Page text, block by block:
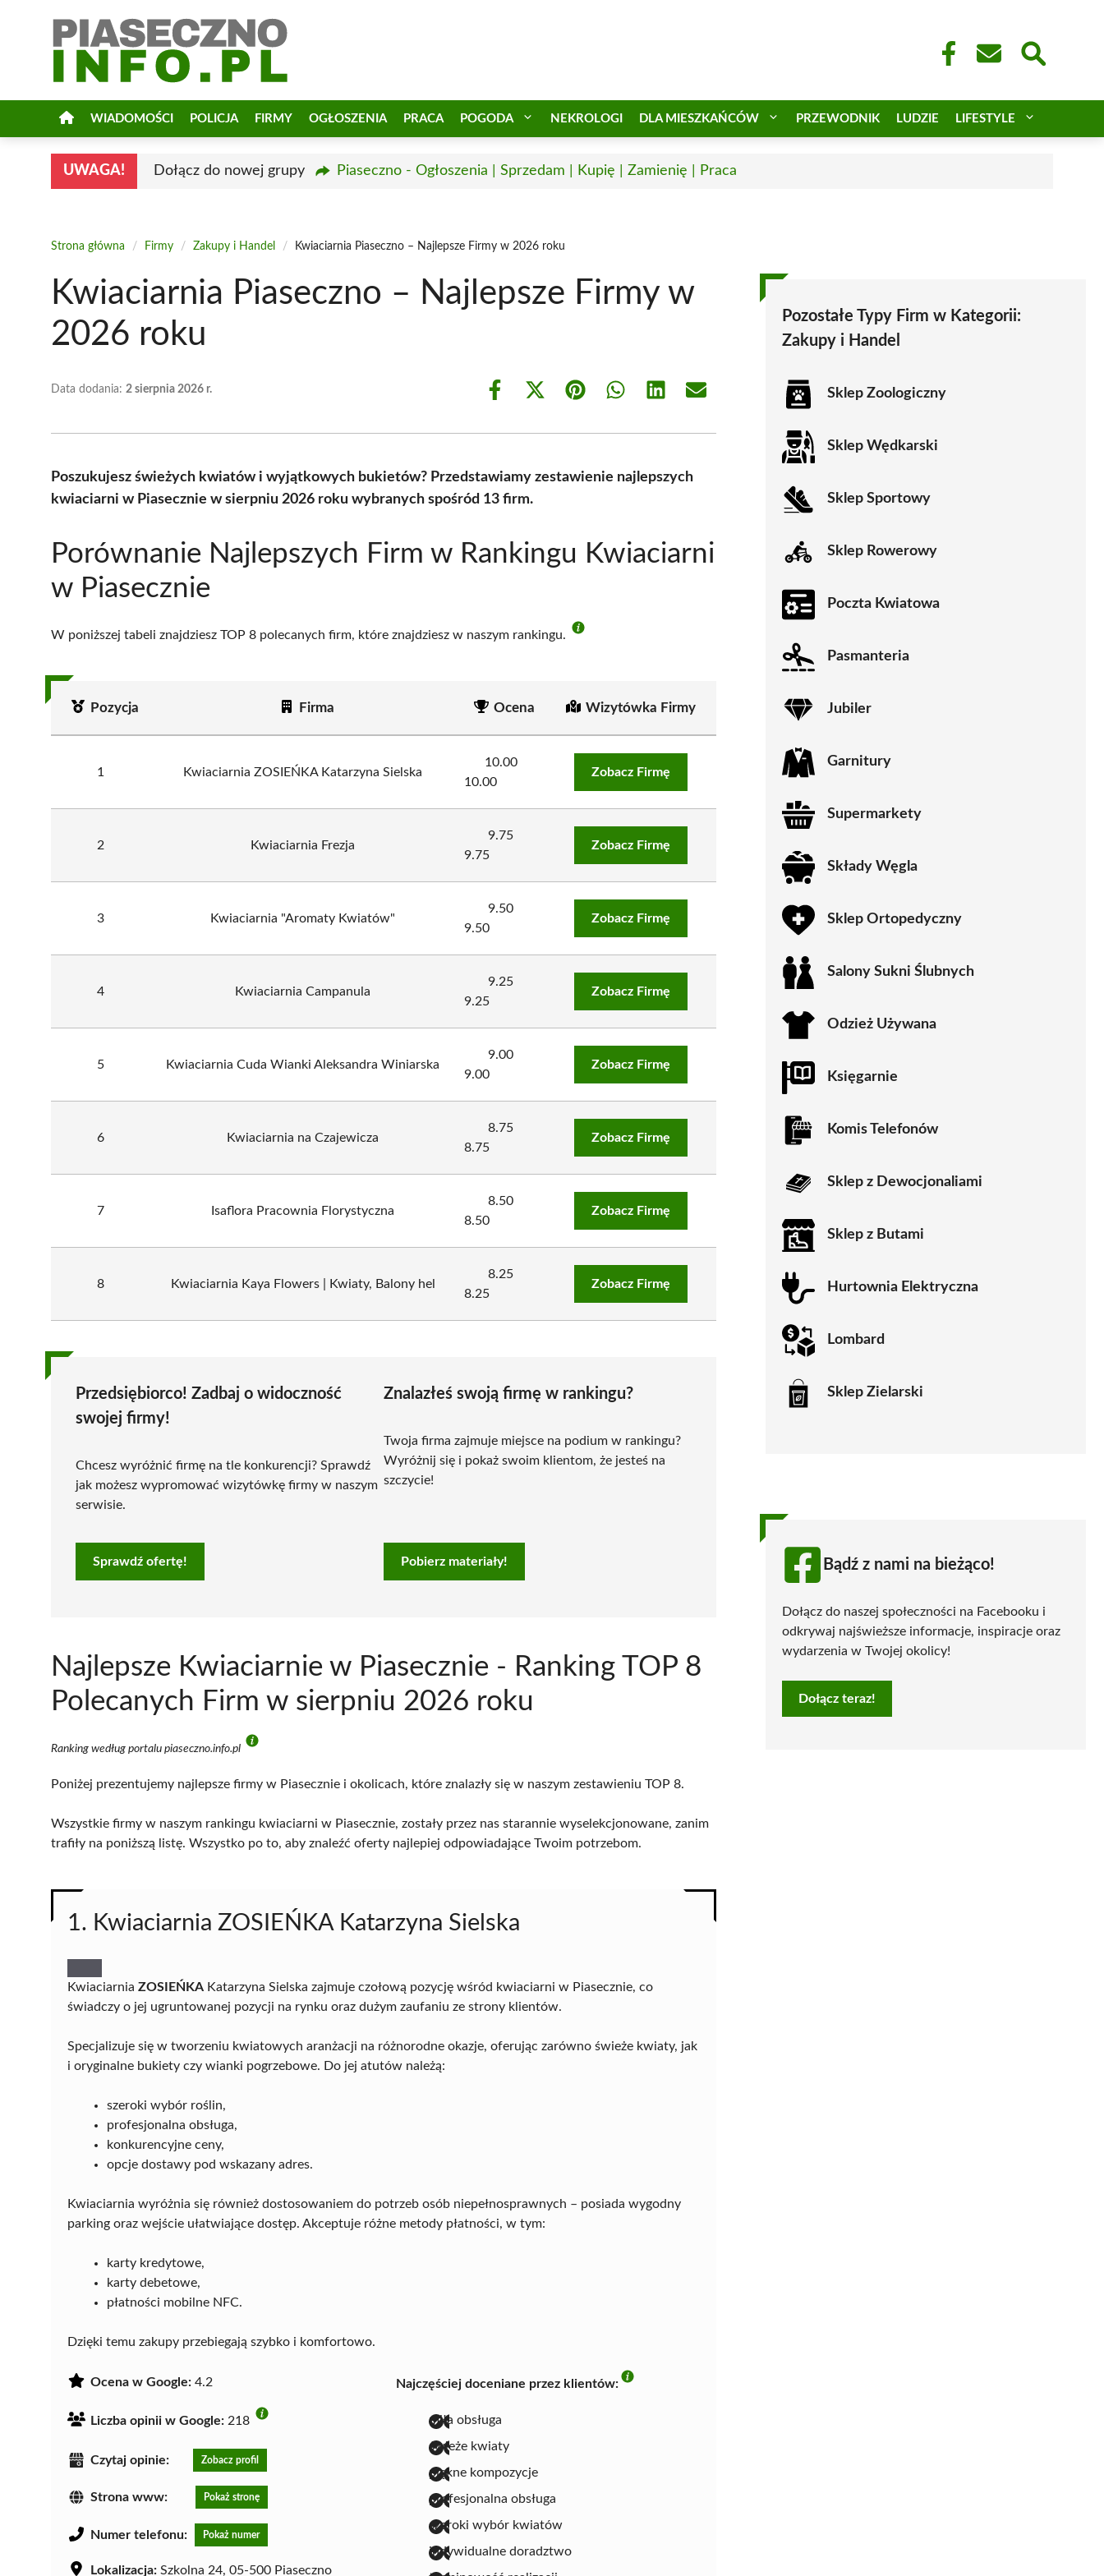
WIADOMOŚCI POLICJA FIRMY OGŁOSZENIA PRACA POGODA NEKROLOGI DLA MIESZKAŃCÓW PRZEWODNIK LUDZIE LIFESTYLE
UWAGA! Dołącz do nowej grupy Piaseczno - Ogłoszenia | Sprzedam | Kupię | Zamienię | Praca
Strona główna / Firmy / Zakupy i Handel / Kwiaciarnia Piaseczno – Najlepsze Firmy w 2026 roku
Kwiaciarnia Piaseczno – Najlepsze Firmy w
2026 roku
Data dodania: 2 sierpnia 2026 r.
Share
Share
(Twitter)
Share Share Share Share
Poszukujesz świeżych kwiatów i wyjątkowych bukietów? Przedstawiamy zestawienie najlepszych
kwiaciarni w Piasecznie w sierpniu 2026 roku wybranych spośród 13 firm.
Porównanie Najlepszych Firm w Rankingu Kwiaciarni
w Piasecznie
W poniższej tabeli znajdziesz TOP 8 polecanych firm, które znajdziesz w naszym rankingu.
Pozycja Firma Ocena Wizytówka Firmy
1 Kwiaciarnia ZOSIEŃKA Katarzyna Sielska
10.00
10.00
Zobacz Firmę
2 Kwiaciarnia Frezja
9.75
9.75
Zobacz Firmę
3 Kwiaciarnia "Aromaty Kwiatów"
9.50
9.50
Zobacz Firmę
4 Kwiaciarnia Campanula
9.25
9.25
Zobacz Firmę
5 Kwiaciarnia Cuda Wianki Aleksandra Winiarska
9.00
9.00
Zobacz Firmę
6 Kwiaciarnia na Czajewicza
8.75
8.75
Zobacz Firmę
7 Isaflora Pracownia Florystyczna
8.50
8.50
Zobacz Firmę
8 Kwiaciarnia Kaya Flowers | Kwiaty, Balony hel
8.25
8.25
Zobacz Firmę
Przedsiębiorco! Zadbaj o widoczność
swojej firmy!
Chcesz wyróżnić firmę na tle konkurencji? Sprawdź
jak możesz wypromować wizytówkę firmy w naszym
serwisie.
Sprawdź ofertę!
Znalazłeś swoją firmę w rankingu?
Twoja firma zajmuje miejsce na podium w rankingu?
Wyróżnij się i pokaż swoim klientom, że jesteś na
szczycie!
Pobierz materiały!
Najlepsze Kwiaciarnie w Piasecznie - Ranking TOP 8
Polecanych Firm w sierpniu 2026 roku
Ranking według portalu piaseczno.info.pl
Poniżej prezentujemy najlepsze firmy w Piasecznie i okolicach, które znalazły się w naszym zestawieniu TOP 8.
Wszystkie firmy w naszym rankingu kwiaciarni w Piasecznie, zostały przez nas starannie wyselekcjonowane, zanim
trafiły na poniższą listę. Wszystko po to, aby znaleźć oferty najlepiej odpowiadające Twoim potrzebom.
1. Kwiaciarnia ZOSIEŃKA Katarzyna Sielska
Kwiaciarnia ZOSIEŃKA Katarzyna Sielska zajmuje czołową pozycję wśród kwiaciarni w Piasecznie, co
świadczy o jej ugruntowanej pozycji na rynku oraz dużym zaufaniu ze strony klientów.
Specjalizuje się w tworzeniu kwiatowych aranżacji na różnorodne okazje, oferując zarówno świeże kwiaty, jak
i oryginalne bukiety czy wianki pogrzebowe. Do jej atutów należą:
szeroki wybór roślin,
profesjonalna obsługa,
konkurencyjne ceny,
opcje dostawy pod wskazany adres.
Kwiaciarnia wyróżnia się również dostosowaniem do potrzeb osób niepełnosprawnych – posiada wygodny
parking oraz wejście ułatwiające dostęp. Akceptuje różne metody płatności, w tym:
karty kredytowe,
karty debetowe,
płatności mobilne NFC.
Dzięki temu zakupy przebiegają szybko i komfortowo.
Ocena w Google: 4.2
Liczba opinii w Google: 218
Czytaj opinie: Zobacz profil
Strona www: Pokaż stronę
Numer telefonu: Pokaż numer
Lokalizacja: Szkolna 24, 05-500 Piaseczno
Najczęściej doceniane przez klientów:
miła obsługa
świeże kwiaty
piękne kompozycje
profesjonalna obsługa
szeroki wybór kwiatów
indywidualne doradztwo
Pozostałe Typy Firm w Kategorii:
Zakupy i Handel
Sklep Zoologiczny
Sklep Wędkarski
Sklep Sportowy
Sklep Rowerowy
Poczta Kwiatowa
Pasmanteria
Jubiler
Garnitury
Supermarkety
Składy Węgla
Sklep Ortopedyczny
Salony Sukni Ślubnych
Odzież Używana
Księgarnie
Komis Telefonów
Sklep z Dewocjonaliami
Sklep z Butami
Hurtownia Elektryczna
Lombard
Sklep Zielarski
Bądź z nami na bieżąco!
Dołącz do naszej społeczności na Facebooku i
odkrywaj najświeższe informacje, inspiracje oraz
wydarzenia w Twojej okolicy!
Dołącz teraz!